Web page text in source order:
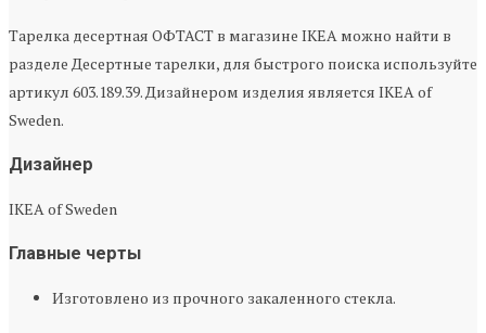
Тарелка десертная ОФТАСТ в магазине IKEA можно найти в
разделе Десертные тарелки, для быстрого поиска используйте
артикул 603.189.39. Дизайнером изделия является IKEA of
Sweden.
Дизайнер
IKEA of Sweden
Главные черты
Изготовлено из прочного закаленного стекла.